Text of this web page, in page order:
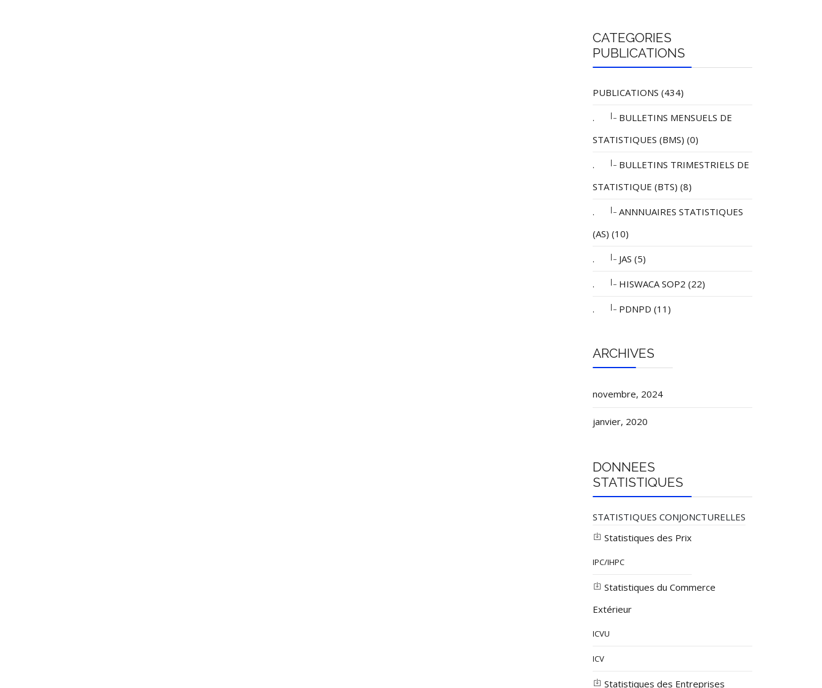
CATEGORIES
PUBLICATIONS
PUBLICATIONS (434)
. |_
BULLETINS MENSUELS DE
STATISTIQUES (BMS) (0)
. |_
BULLETINS TRIMESTRIELS DE
STATISTIQUE (BTS) (8)
. |_
ANNNUAIRES STATISTIQUES
(AS) (10)
. |_ JAS (5)
. |_ HISWACA SOP2 (22)
. |_ PDNPD (11)
ARCHIVES
novembre, 2024
janvier, 2020
DONNEES
STATISTIQUES
STATISTIQUES CONJONCTURELLES
Statistiques des Prix
IPC/IHPC
Statistiques du Commerce
Extérieur
ICVU
ICV
Statistiques des Entreprises